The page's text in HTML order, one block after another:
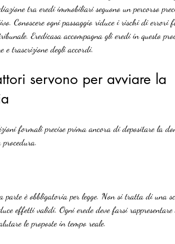
tra eredi immobiliari seguono un percorso
Conoscere ogni passaggio riduce i rischi di
Eredicasa accompagna gli eredi in questo
e trascrizione degli accordi.
servono per avviare la
formali precise prima ancora di depositare la
parte è obbligatoria per legge. Non si tratta di una
effetti validi. Ogni erede deve farsi
le proposte in tempo reale.